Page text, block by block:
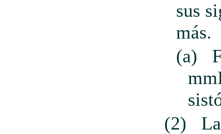
sus
más.
(a)
(2)